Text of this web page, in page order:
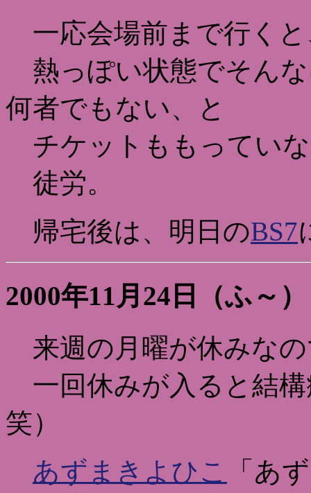
一応会場前まで行く
熱っぽい状態でそん
何者でもない、と
チケットももってい
徒労。
帰宅後は、明日のBS7
2000年11月24日（ふ～）
来週の月曜が休みな
一回休みが入ると結
笑）
あずまきよひこ
「あ